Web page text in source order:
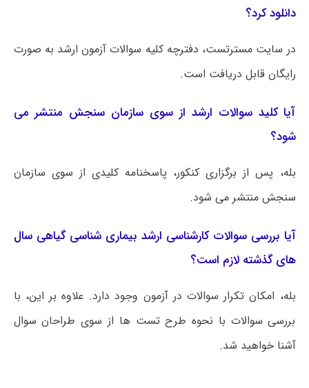
دانلود کرد؟
در سایت مسترتست، دفترچه کلیه سوالات آزمون ارشد به صورت
رایگان قابل دریافت است.
آیا کلید سوالات ارشد از سوی سازمان سنجش منتشر می
شود؟
بله، پس از برگزاری کنکور، پاسخنامه کلیدی از سوی سازمان
سنجش منتشر می شود.
آیا بررسی سوالات کارشناسی ارشد بیماری شناسی گیاهی سال
های گذشته لازم است؟
بله، امکان تکرار سوالات در آزمون وجود دارد. علاوه بر این، با
بررسی سوالات با نحوه طرح تست ها از سوی طراحان سوال
آشنا خواهید شد.